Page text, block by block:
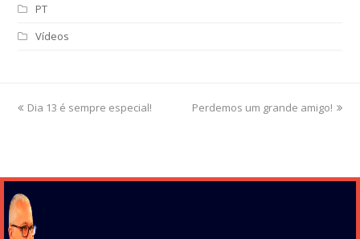
PT
Vídeos
previous
Dia 13 é sempre especial!
next
Perdemos um grande amigo!